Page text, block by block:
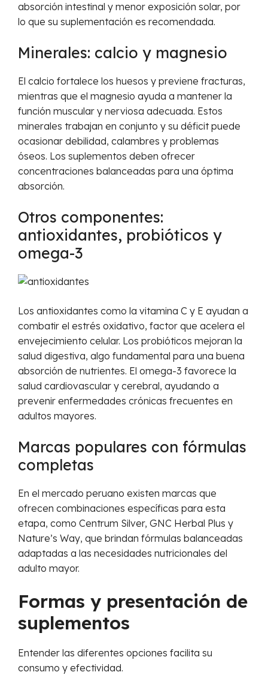
absorción intestinal y menor exposición solar, por
lo que su suplementación es recomendada.
Minerales: calcio y magnesio
El calcio fortalece los huesos y previene fracturas,
mientras que el magnesio ayuda a mantener la
función muscular y nerviosa adecuada. Estos
minerales trabajan en conjunto y su déficit puede
ocasionar debilidad, calambres y problemas
óseos. Los suplementos deben ofrecer
concentraciones balanceadas para una óptima
absorción.
Otros componentes:
antioxidantes, probióticos y
omega-3
Los antioxidantes como la vitamina C y E ayudan a
combatir el estrés oxidativo, factor que acelera el
envejecimiento celular. Los probióticos mejoran la
salud digestiva, algo fundamental para una buena
absorción de nutrientes. El omega-3 favorece la
salud cardiovascular y cerebral, ayudando a
prevenir enfermedades crónicas frecuentes en
adultos mayores.
Marcas populares con fórmulas
completas
En el mercado peruano existen marcas que
ofrecen combinaciones específicas para esta
etapa, como Centrum Silver, GNC Herbal Plus y
Nature’s Way, que brindan fórmulas balanceadas
adaptadas a las necesidades nutricionales del
adulto mayor.
Formas y presentación de
suplementos
Entender las diferentes opciones facilita su
consumo y efectividad.